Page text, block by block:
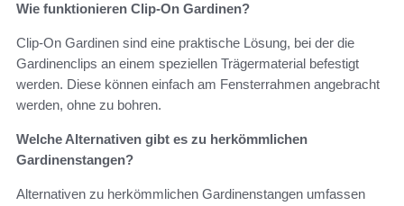
Wie funktionieren Clip-On Gardinen?
Clip-On Gardinen sind eine praktische Lösung, bei der die
Gardinenclips an einem speziellen Trägermaterial befestigt
werden. Diese können einfach am Fensterrahmen angebracht
werden, ohne zu bohren.
Welche Alternativen gibt es zu herkömmlichen
Gardinenstangen?
Alternativen zu herkömmlichen Gardinenstangen umfassen